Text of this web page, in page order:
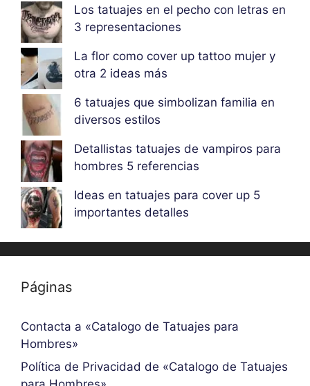
Los tatuajes en el pecho con letras en
3 representaciones
La flor como cover up tattoo mujer y
otra 2 ideas más
6 tatuajes que simbolizan familia en
diversos estilos
Detallistas tatuajes de vampiros para
hombres 5 referencias
Ideas en tatuajes para cover up 5
importantes detalles
Páginas
Contacta a «Catalogo de Tatuajes para
Hombres»
Política de Privacidad de «Catalogo de Tatuajes